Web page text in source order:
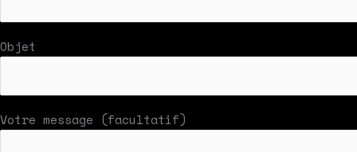
Objet
Votre message (facultatif)